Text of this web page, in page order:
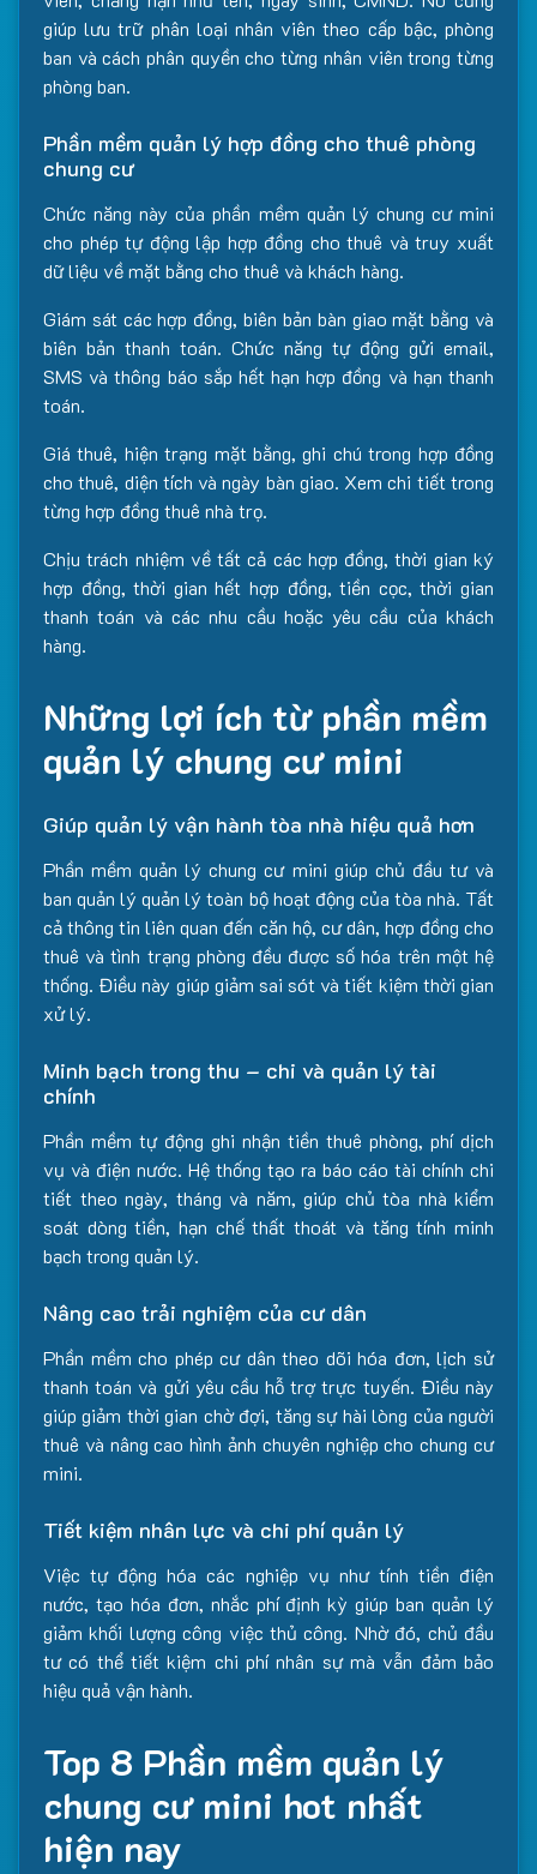
giúp lưu trữ phân loại nhân viên theo cấp bậc, phòng
ban và cách phân quyền cho từng nhân viên trong từng
phòng ban.
Phần mềm quản lý hợp đồng cho thuê phòng
chung cư
Chức năng này của phần mềm quản lý chung cư mini
cho phép tự động lập hợp đồng cho thuê và truy xuất
dữ liệu về mặt bằng cho thuê và khách hàng.
Giám sát các hợp đồng, biên bản bàn giao mặt bằng và
biên bản thanh toán. Chức năng tự động gửi email,
SMS và thông báo sắp hết hạn hợp đồng và hạn thanh
toán.
Giá thuê, hiện trạng mặt bằng, ghi chú trong hợp đồng
cho thuê, diện tích và ngày bàn giao. Xem chi tiết trong
từng hợp đồng thuê nhà trọ.
Chịu trách nhiệm về tất cả các hợp đồng, thời gian ký
hợp đồng, thời gian hết hợp đồng, tiền cọc, thời gian
thanh toán và các nhu cầu hoặc yêu cầu của khách
hàng.
Những lợi ích từ phần mềm
quản lý chung cư mini
Giúp quản lý vận hành tòa nhà hiệu quả hơn
Phần mềm quản lý chung cư mini giúp chủ đầu tư và
ban quản lý quản lý toàn bộ hoạt động của tòa nhà. Tất
cả thông tin liên quan đến căn hộ, cư dân, hợp đồng cho
thuê và tình trạng phòng đều được số hóa trên một hệ
thống. Điều này giúp giảm sai sót và tiết kiệm thời gian
xử lý.
Minh bạch trong thu – chi và quản lý tài
chính
Phần mềm tự động ghi nhận tiền thuê phòng, phí dịch
vụ và điện nước. Hệ thống tạo ra báo cáo tài chính chi
tiết theo ngày, tháng và năm, giúp chủ tòa nhà kiểm
soát dòng tiền, hạn chế thất thoát và tăng tính minh
bạch trong quản lý.
Nâng cao trải nghiệm của cư dân
Phần mềm cho phép cư dân theo dõi hóa đơn, lịch sử
thanh toán và gửi yêu cầu hỗ trợ trực tuyến. Điều này
giúp giảm thời gian chờ đợi, tăng sự hài lòng của người
thuê và nâng cao hình ảnh chuyên nghiệp cho chung cư
mini.
Tiết kiệm nhân lực và chi phí quản lý
Việc tự động hóa các nghiệp vụ như tính tiền điện
nước, tạo hóa đơn, nhắc phí định kỳ giúp ban quản lý
giảm khối lượng công việc thủ công. Nhờ đó, chủ đầu
tư có thể tiết kiệm chi phí nhân sự mà vẫn đảm bảo
hiệu quả vận hành.
Top 8 Phần mềm quản lý
chung cư mini hot nhất
hiện nay